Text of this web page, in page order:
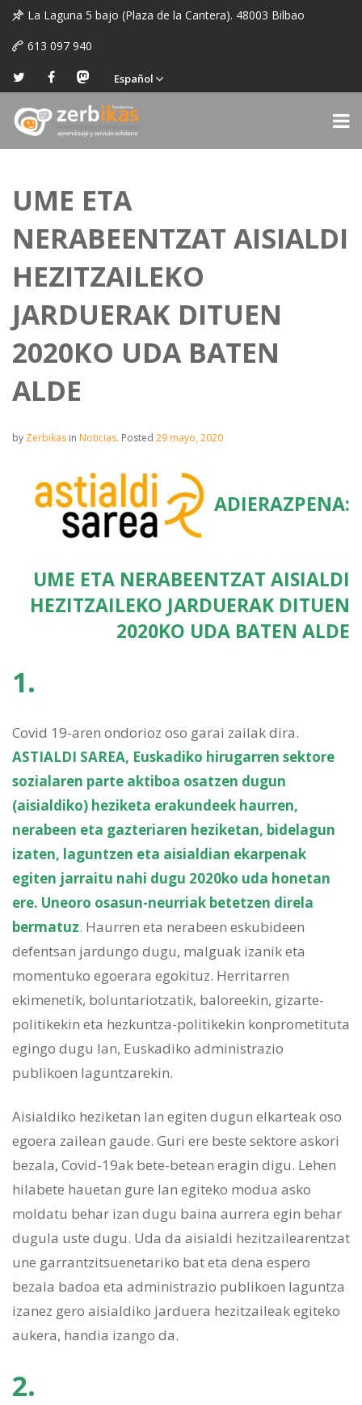
La Laguna 5 bajo (Plaza de la Cantera). 48003 Bilbao
613 097 940
Español
UME ETA
NERABEENTZAT AISIALDI
HEZITZAILEKO
JARDUERAK DITUEN
2020KO UDA BATEN
ALDE
by Zerbikas in Noticias. Posted 29 mayo, 2020
ADIERAZPENA:
UME ETA NERABEENTZAT AISIALDI
HEZITZAILEKO JARDUERAK DITUEN
2020KO UDA BATEN ALDE
1.
Covid 19-aren ondorioz oso garai zailak dira.
ASTIALDI SAREA, Euskadiko hirugarren sektore
sozialaren parte aktiboa osatzen dugun
(aisialdiko) heziketa erakundeek haurren,
nerabeen eta gazteriaren heziketan, bidelagun
izaten, laguntzen eta aisialdian ekarpenak
egiten jarraitu nahi dugu 2020ko uda honetan
ere. Uneoro osasun-neurriak betetzen direla
bermatuz. Haurren eta nerabeen eskubideen
defentsan jardungo dugu, malguak izanik eta
momentuko egoerara egokituz. Herritarren
ekimenetik, boluntariotzatik, baloreekin, gizarte-
politikekin eta hezkuntza-politikekin konprometituta
egingo dugu lan, Euskadiko administrazio
publikoen laguntzarekin.
Aisialdiko heziketan lan egiten dugun elkarteak oso
egoera zailean gaude. Guri ere beste sektore askori
bezala, Covid-19ak bete-betean eragin digu. Lehen
hilabete hauetan gure lan egiteko modua asko
moldatu behar izan dugu baina aurrera egin behar
dugula uste dugu. Uda da aisialdi hezitzailearentzat
une garrantzitsuenetariko bat eta dena espero
bezala badoa eta administrazio publikoen laguntza
izanez gero aisialdiko jarduera hezitzaileak egiteko
aukera, handia izango da.
2.